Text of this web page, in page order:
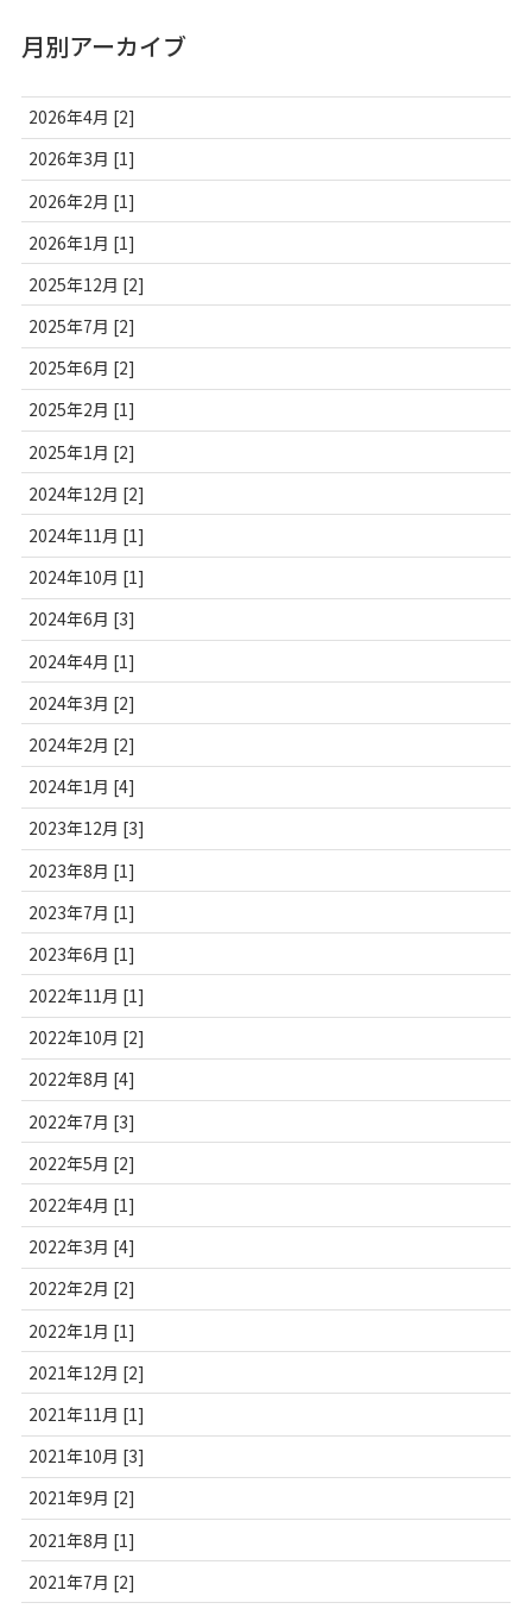
月別アーカイブ
2026年4月 [2]
2026年3月 [1]
2026年2月 [1]
2026年1月 [1]
2025年12月 [2]
2025年7月 [2]
2025年6月 [2]
2025年2月 [1]
2025年1月 [2]
2024年12月 [2]
2024年11月 [1]
2024年10月 [1]
2024年6月 [3]
2024年4月 [1]
2024年3月 [2]
2024年2月 [2]
2024年1月 [4]
2023年12月 [3]
2023年8月 [1]
2023年7月 [1]
2023年6月 [1]
2022年11月 [1]
2022年10月 [2]
2022年8月 [4]
2022年7月 [3]
2022年5月 [2]
2022年4月 [1]
2022年3月 [4]
2022年2月 [2]
2022年1月 [1]
2021年12月 [2]
2021年11月 [1]
2021年10月 [3]
2021年9月 [2]
2021年8月 [1]
2021年7月 [2]